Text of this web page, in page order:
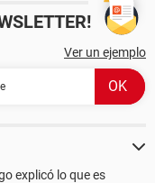
Ver un ejemplo
explicó lo que es